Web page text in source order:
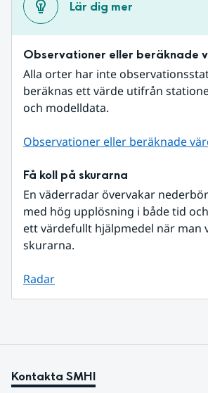
Lär dig mer
Observationer eller beräknade
Alla orter har inte
beräknas ett värde utifrån
och modelldata.
Observationer eller beräknade
Få koll på skurarna
En väderradar övervakar
med hög upplösning i både tid
ett värdefullt hjälpmedel när man
skurarna.
Radar
Kontakta SMHI